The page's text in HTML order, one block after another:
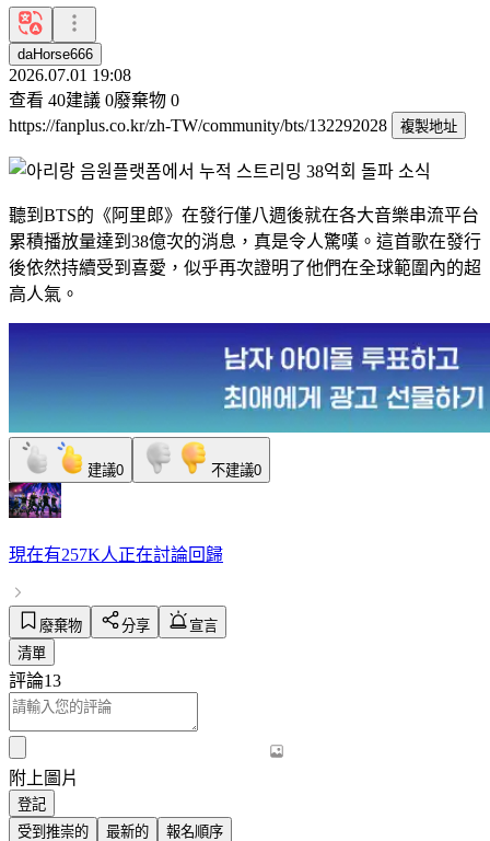
daHorse666
2026.07.01 19:08
查看 40建議 0廢棄物 0
https://fanplus.co.kr/zh-TW/community/bts/132292028
複製地址
聽到BTS的《阿里郎》在發行僅八週後就在各大音樂串流平台
累積播放量達到38億次的消息，真是令人驚嘆。這首歌在發行
後依然持續受到喜愛，似乎再次證明了他們在全球範圍內的超
高人氣。
建議0 不建議0
現在有257K人正在討論回歸
廢棄物 分享
宣言
清單
評論13
附上圖片
登記
受到推崇的
最新的 報名順序